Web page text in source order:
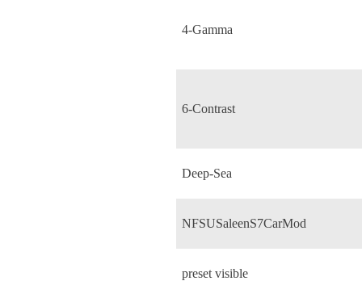
4-Gamma
6-Contrast
Deep-Sea
NFSUSaleenS7CarMod
preset visible